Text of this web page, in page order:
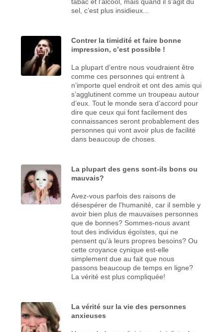
sel, c’est plus insidieux...
Contrer la timidité et faire bonne
impression, c’est possible !
La plupart d’entre nous voudraient être
comme ces personnes qui entrent à
n’importe quel endroit et ont des amis qui
s’agglutinent comme un troupeau autour
d’eux. Tout le monde sera d’accord pour
dire que ceux qui font facilement des
connaissances seront probablement des
personnes qui vont avoir plus de facilité
dans beaucoup de choses.
La plupart des gens sont-ils bons ou
mauvais?
Avez-vous parfois des raisons de
désespérer de l'humanité, car il semble y
avoir bien plus de mauvaises personnes
que de bonnes? Sommes-nous avant
tout des individus égoïstes, qui ne
pensent qu'à leurs propres besoins? Ou
cette croyance cynique est-elle
simplement due au fait que nous
passons beaucoup de temps en ligne?
La vérité est plus compliquée!
La vérité sur la vie des personnes
anxieuses